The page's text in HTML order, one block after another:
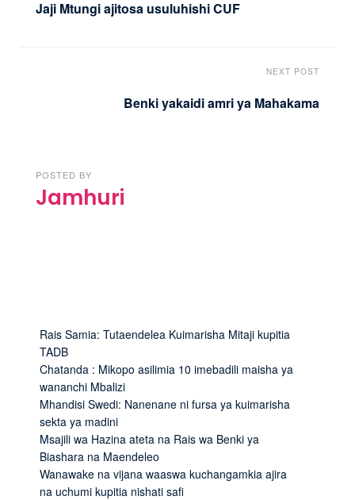
Jaji Mtungi ajitosa usuluhishi CUF
NEXT POST
Benki yakaidi amri ya Mahakama
POSTED BY
Jamhuri
Rais Samia: Tutaendelea Kuimarisha Mitaji kupitia
TADB
Chatanda : Mikopo asilimia 10 imebadili maisha ya
wananchi Mbalizi
Mhandisi Swedi: Nanenane ni fursa ya kuimarisha
sekta ya madini
Msajili wa Hazina ateta na Rais wa Benki ya
Biashara na Maendeleo
Wanawake na vijana waaswa kuchangamkia ajira
na uchumi kupitia nishati safi